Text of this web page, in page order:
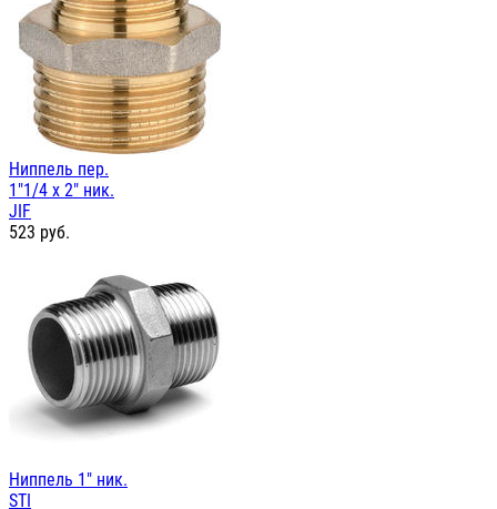
Ниппель пер.
1"1/4 х 2" ник.
JIF
523 руб.
Ниппель 1" ник.
STI